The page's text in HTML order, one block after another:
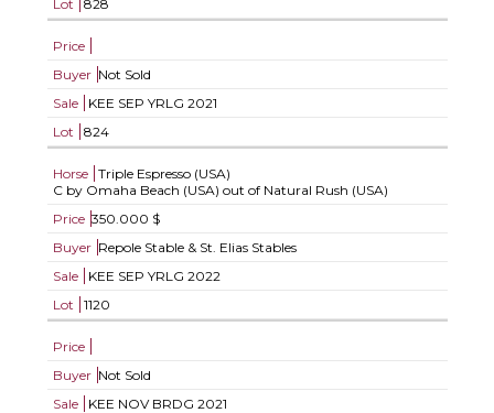
Lot
828
Price
Buyer Not Sold
Sale
KEE SEP YRLG 2021
Lot
824
Horse
Triple Espresso (USA)
C by Omaha Beach (USA) out of Natural Rush (USA)
Price 350.000 $
Buyer Repole Stable & St. Elias Stables
Sale
KEE SEP YRLG 2022
Lot
1120
Price
Buyer Not Sold
Sale
KEE NOV BRDG 2021